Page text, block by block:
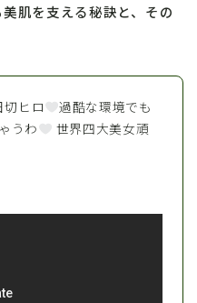
肌を支える秘訣と、その
切ヒロ
過酷な環境でも
うわ
世界四大美女頑